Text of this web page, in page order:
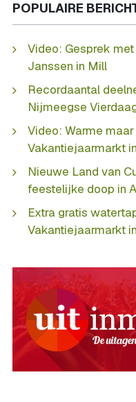
POPULAIRE
Video: Gesprek
Janssen in Mill
Recordaantal
Nijmeegse
Video: Warme
Vakantiejaarmarkt
Nieuwe Land van
feestelijke doop in
Extra gratis
Vakantiejaarmarkt